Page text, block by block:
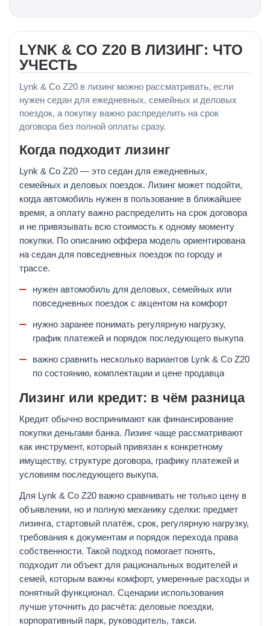
LYNK & CO Z20 В ЛИЗИНГ: ЧТО
УЧЕСТЬ
Lynk & Co Z20 в лизинг можно рассматривать, если
нужен седан для ежедневных, семейных и деловых
поездок, а покупку важно распределить на срок
договора без полной оплаты сразу.
Когда подходит лизинг
Lynk & Co Z20 — это седан для ежедневных,
семейных и деловых поездок. Лизинг может подойти,
когда автомобиль нужен в пользование в ближайшее
время, а оплату важно распределить на срок договора
и не привязывать всю стоимость к одному моменту
покупки. По описанию оффера модель ориентирована
на седан для повседневных поездок по городу и
трассе.
нужен автомобиль для деловых, семейных или
повседневных поездок с акцентом на комфорт
нужно заранее понимать регулярную нагрузку,
график платежей и порядок последующего выкупа
важно сравнить несколько вариантов Lynk & Co Z20
по состоянию, комплектации и цене продавца
Лизинг или кредит: в чём разница
Кредит обычно воспринимают как финансирование
покупки деньгами банка. Лизинг чаще рассматривают
как инструмент, который привязан к конкретному
имуществу, структуре договора, графику платежей и
условиям последующего выкупа.
Для Lynk & Co Z20 важно сравнивать не только цену в
объявлении, но и полную механику сделки: предмет
лизинга, стартовый платёж, срок, регулярную нагрузку,
требования к документам и порядок перехода права
собственности. Такой подход помогает понять,
подходит ли объект для рациональных водителей и
семей, которым важны комфорт, умеренные расходы и
понятный функционал. Сценарии использования
лучше уточнить до расчёта: деловые поездки,
корпоративный парк, руководитель, такси.